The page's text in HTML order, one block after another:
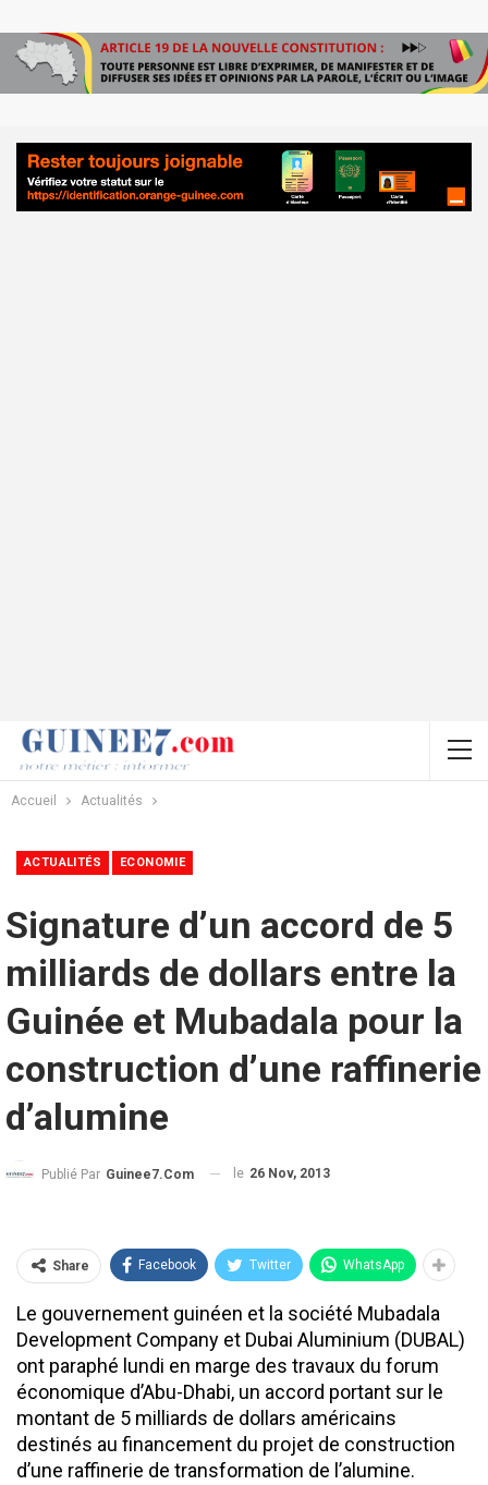
Accueil Actualités
ACTUALITÉS ECONOMIE
Signature d’un accord de 5
milliards de dollars entre la
Guinée et Mubadala pour la
construction d’une raffinerie
d’alumine
Publié Par Guinee7.com le 26 Nov, 2013
Share Facebook Twitter WhatsApp
Le gouvernement guinéen et la société Mubadala
Development Company et Dubai Aluminium (DUBAL)
ont paraphé lundi en marge des travaux du forum
économique d’Abu-Dhabi, un accord portant sur le
montant de 5 milliards de dollars américains
destinés au financement du projet de construction
d’une raffinerie de transformation de l’alumine.